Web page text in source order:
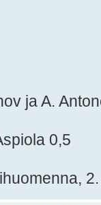
ja A.
0,5